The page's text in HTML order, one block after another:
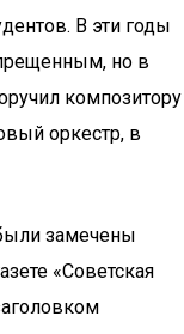
В эти годы
но в
композитору
оркестр, в
замечены
«Советская